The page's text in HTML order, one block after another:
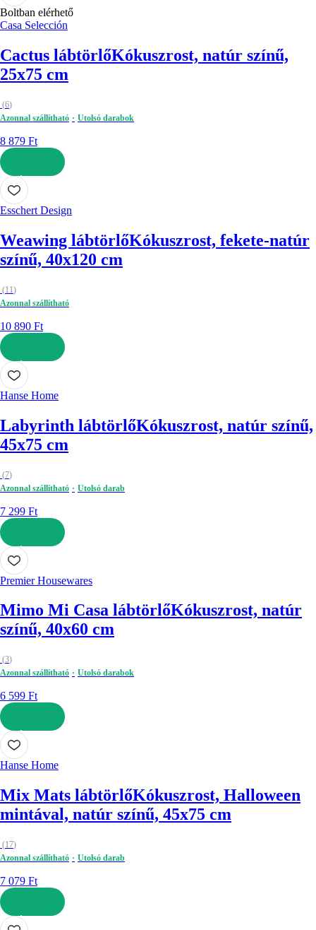
Boltban elérhető
Casa Selección
Cactus lábtörlőKókuszrost, natúr színű,
25x75 cm
(6)
Azonnal szállítható
Utolsó darabok
8 879 Ft
KOSÁRBA
Esschert Design
Weawing lábtörlőKókuszrost, fekete-natúr
színű, 40x120 cm
(11)
Azonnal szállítható
10 890 Ft
KOSÁRBA
Hanse Home
Labyrinth lábtörlőKókuszrost, natúr színű,
45x75 cm
(7)
Azonnal szállítható
Utolsó darab
7 299 Ft
KOSÁRBA
Premier Housewares
Mimo Mi Casa lábtörlőKókuszrost, natúr
színű, 40x60 cm
(3)
Azonnal szállítható
Utolsó darabok
6 599 Ft
KOSÁRBA
Hanse Home
Mix Mats lábtörlőKókuszrost, Halloween
mintával, natúr színű, 45x75 cm
(17)
Azonnal szállítható
Utolsó darab
7 079 Ft
KOSÁRBA